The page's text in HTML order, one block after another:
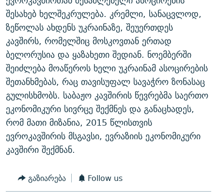
ᲘᲛᲞᲔᲠᲘᲐ ᲓᲐ ᲠᲐᲓᲘᲝ
5 ᲐᲛᲑᲐᲕᲘ - 20 ᲘᲕᲜᲘᲡᲡ ᲓᲐᲨᲐᲕᲔᲑᲣᲚᲔᲑᲘ
ᲐᲒᲕᲘᲡᲢᲝᲡ ᲝᲛᲘ
ПРИВЕТ ᲙᲣᲚᲢᲣᲠᲐ
რთე/რთ-ის ყველა საიტი
შესახებ ხელშეკრულება. კრემლი, სანაცვლოდ,
ზეწოლას ახდენს უკრაინაზე, შეუერთდეს
კავშირს, რომელშიც მოსკოვთან ერთად
ბელორუსია და ყაზახეთი შედიან. ნოემბერში
შეიძლება მოაწეროს ხელი უკრაინამ ასოცირების
შეთანხმებას, რაც თავისუფალ სავაჭრო ზონასაც
გულისხმობს. საბაჟო კავშირის წევრებმა საერთო
ეკონომიკური სივრცე შექმნეს და განაცხადეს,
რომ მათი მიზანია, 2015 წლისთვის
ევროკავშირის მსგავსი, ევრაზიის ეკონომიკური
კავშირი შექმნან.
გაზიარება Follow us